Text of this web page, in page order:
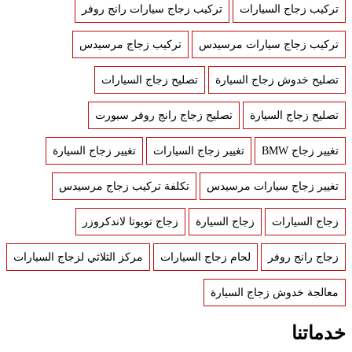
تركيب زجاج السيارات تركيب زجاج سيارات رانج روفر
تركيب زجاج سيارات مرسيدس تركيب زجاج مرسيدس
تصليح خدوش زجاج السيارة تصليح زجاج السيارات
تصليح زجاج السيارة تصليح زجاج رانج روفر سبورت
تغيير زجاج BMW تغيير زجاج السيارات تغيير زجاج السيارة
تغيير زجاج سيارات مرسيدس تكلفة تركيب زجاج مرسيدس
زجاج السيارات زجاج السيارة زجاج تويوتا لاندكروزر
زجاج رانج روفر لحام زجاج السيارات مركز الثلاثي لزجاج السيارات
معالجة خدوش زجاج السيارة
خدماتنا